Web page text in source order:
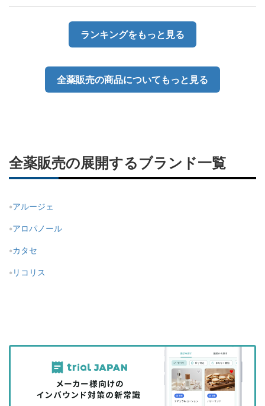
ランキングをもっと見る
全薬販売の商品についてもっと見る
全薬販売の展開するブランド一覧
アルージェ
アロパノール
カタセ
リコリス